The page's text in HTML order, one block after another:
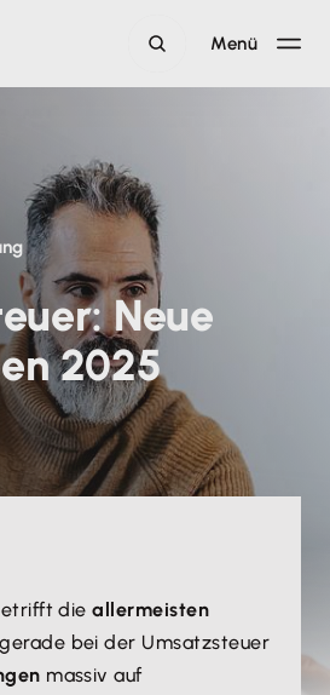
Menü
Neue
2025
dieallermeisten
bei der Umsatzsteuer
massiv auf